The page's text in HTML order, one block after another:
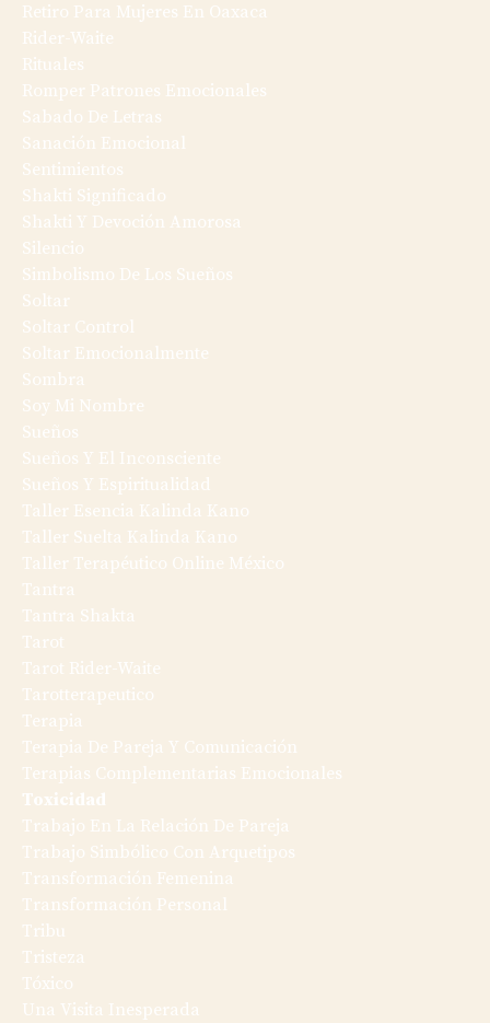
Retiro Para Mujeres En Oaxaca
Rider-Waite
Rituales
Romper Patrones Emocionales
Sabado De Letras
Sanación Emocional
Sentimientos
Shakti Significado
Shakti Y Devoción Amorosa
Silencio
Simbolismo De Los Sueños
Soltar
Soltar Control
Soltar Emocionalmente
Sombra
Soy Mi Nombre
Sueños
Sueños Y El Inconsciente
Sueños Y Espiritualidad
Taller Esencia Kalinda Kano
Taller Suelta Kalinda Kano
Taller Terapéutico Online México
Tantra
Tantra Shakta
Tarot
Tarot Rider-Waite
Tarotterapeutico
Terapia
Terapia De Pareja Y Comunicación
Terapias Complementarias Emocionales
Toxicidad
Trabajo En La Relación De Pareja
Trabajo Simbólico Con Arquetipos
Transformación Femenina
Transformación Personal
Tribu
Tristeza
Tóxico
Una Visita Inesperada